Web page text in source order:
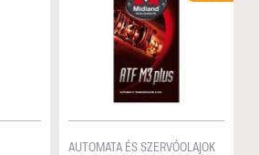
AUTOMATA ÉS SZERVÓOLAJOK